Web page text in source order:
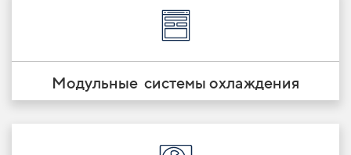
Модульные системы охлаждения